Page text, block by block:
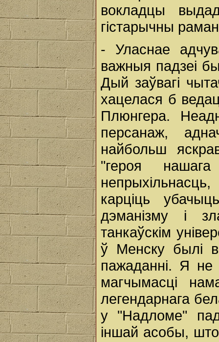
вокладцы
гістарычны
- Уласнае
важныя падзеі
Дый заўвагі
хацелася б
Плюнгера.
персанаж,
найбольш
"героя
карціць
дэманізму і
танкаўскім
ў Менску былі
пажаданні. Я
магчымасці
легендарнага
у "Надломе"
іншай асобы,